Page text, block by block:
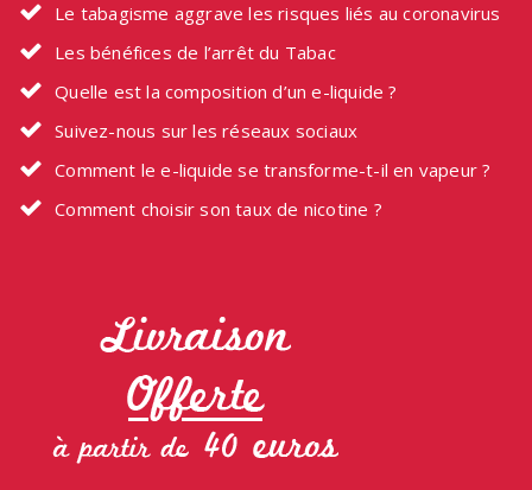
Le tabagisme aggrave les risques liés au coronavirus
Les bénéfices de l’arrêt du Tabac
Quelle est la composition d’un e-liquide ?
Suivez-nous sur les réseaux sociaux
Comment le e-liquide se transforme-t-il en vapeur ?
Comment choisir son taux de nicotine ?